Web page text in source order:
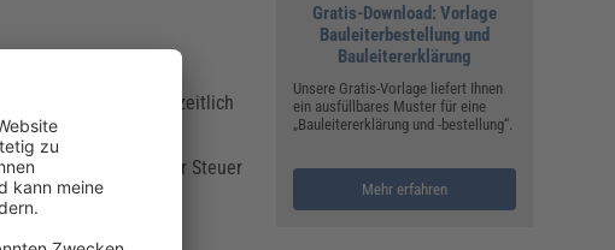
zudem eine zeitlich
Mietwohnung bei der Steuer
Quadratmeter.
Gratis-Download: Vorlage
Bauleiterbestellung und
Bauleitererklärung
Unsere Gratis-Vorlage liefert Ihnen
ein ausfüllbares Muster für eine
„Bauleitererklärung und -bestellung“.
Mehr erfahren